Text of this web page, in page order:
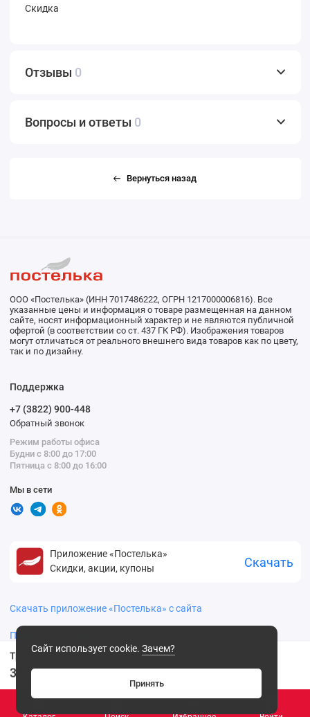
Трусы женские
349 .00 ₽
Скидка
Отзывы 0
Вопросы и ответы 0
Вернуться назад
Сайт использует cookie. Зачем?
Принять
ООО «Постелька» (ИНН 7017486222, ОГРН 1217000006816). Все
указанные цены и информация о товаре размещенная на данном
сайте, носят информационный характер и не являются публичной
офертой (в соответствии со ст. 437 ГК РФ). Изображения товаров
могут отличаться от реального внешнего вида товаров как по цвету,
так и по дизайну.
Поддержка
+7 (3822) 900-448
Обратный звонок
Режим работы офиса
Будни с 8:00 до 17:00
Пятница с 8:00 до 16:00
Мы в сети
Приложение «Постелька»
Скидки, акции, купоны
Скачать
Скачать приложение «Постелька» с сайта
Политика конфиденциальности